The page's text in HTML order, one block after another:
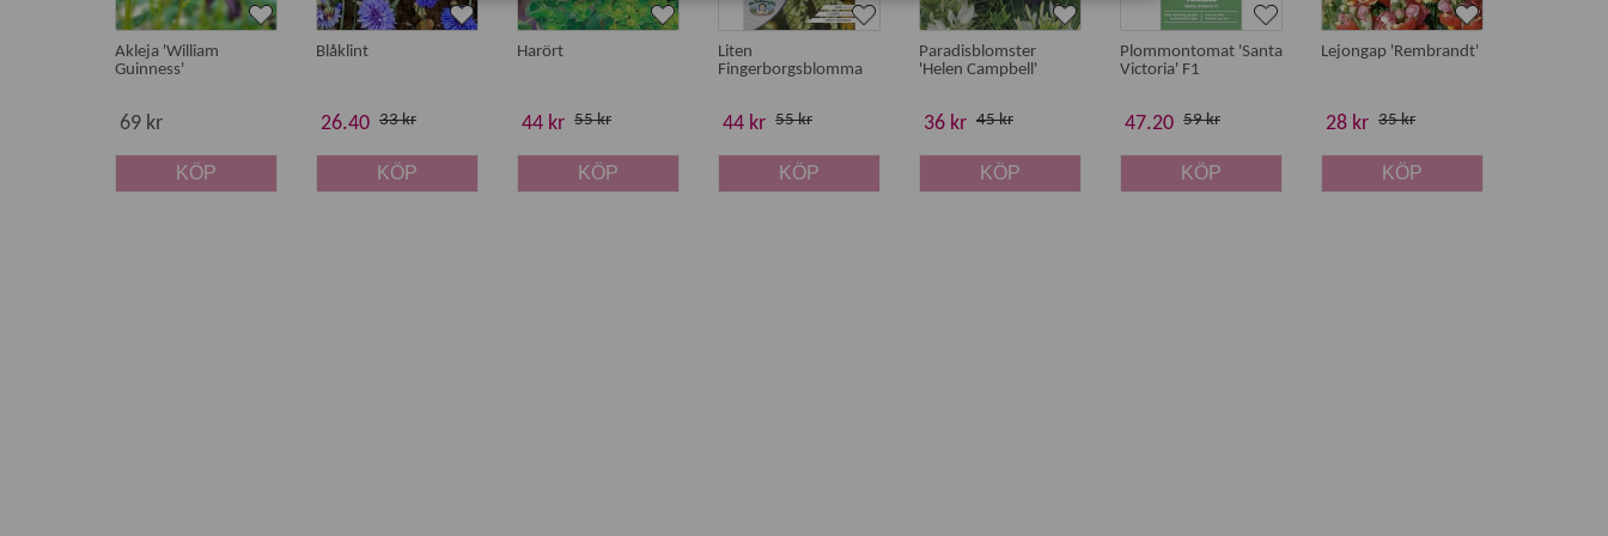
Akleja 'William
Guinness'
69 kr
KÖP
Blåklint
26.40 33 kr
KÖP
Harört
44 kr 55 kr
KÖP
Liten
Fingerborgsblomma
44 kr 55 kr
KÖP
Paradisblomster
'Helen Campbell'
36 kr 45 kr
KÖP
Plommontomat 'Santa
Victoria' F1
47.20 59 kr
KÖP
Lejongap 'Rembrandt'
28 kr 35 kr
KÖP